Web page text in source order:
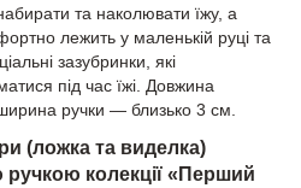
та наколювати їжу, а
лежить у маленькій руці та
зазубринки, які
під час їжі. Довжина
ручки — близько 3 см.
(ложка та виделка)
ручкою колекції «Перший